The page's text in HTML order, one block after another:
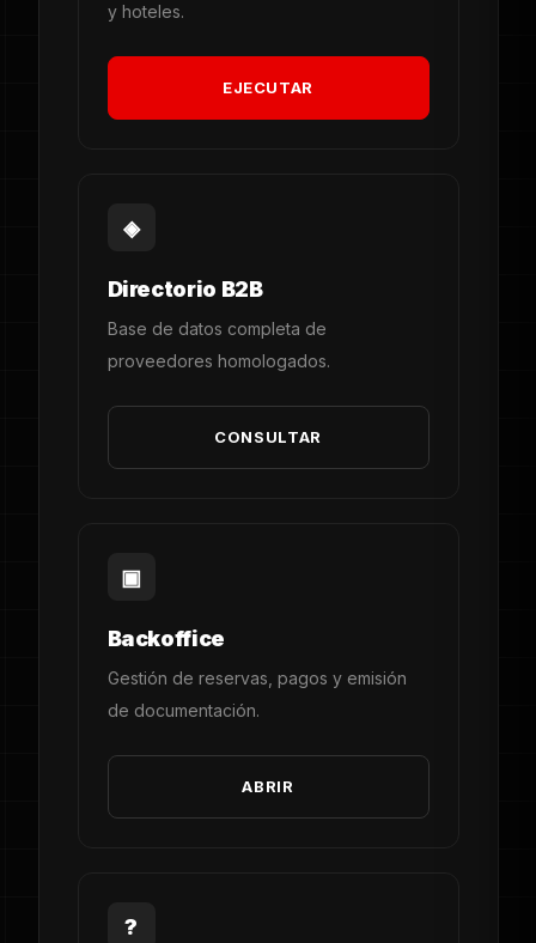
y hoteles.
EJECUTAR
◈
Directorio B2B
Base de datos completa de
proveedores homologados.
CONSULTAR
▣
Backoffice
Gestión de reservas, pagos y emisión
de documentación.
ABRIR
?